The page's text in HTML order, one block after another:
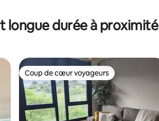
longue durée à proximité
Coup de cœur voyageurs
Coup de cœur voyageurs